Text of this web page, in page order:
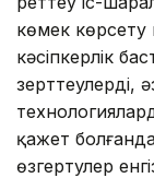
көмек көрсету
кәсіпкерлік
зерттеулерді,
қажет
өзгертулер